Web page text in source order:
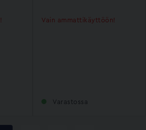
Varastossa
Vain ammattikäyttöön!